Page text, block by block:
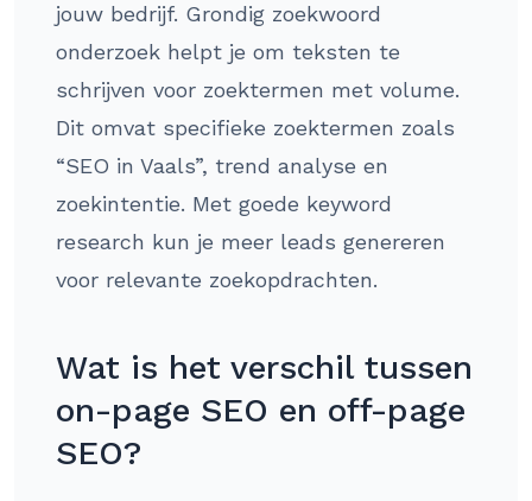
jouw bedrijf. Grondig zoekwoord
onderzoek helpt je om teksten te
schrijven voor zoektermen met volume.
Dit omvat specifieke zoektermen zoals
“SEO in Vaals”, trend analyse en
zoekintentie. Met goede keyword
research kun je meer leads genereren
voor relevante zoekopdrachten.
Wat is het verschil tussen
on-page SEO en off-page
SEO?